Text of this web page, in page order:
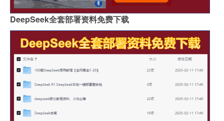
DeepSeek全套部署资料免费下载